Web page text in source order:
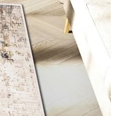
pas comme prévu sans eux. Ces cookies
l'apparence ou le fonctionnement du site,